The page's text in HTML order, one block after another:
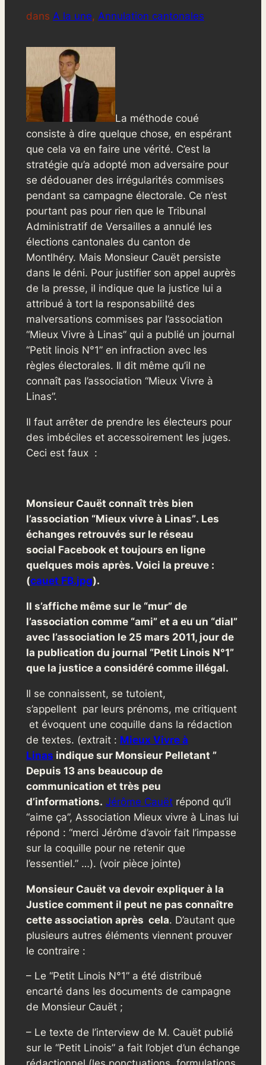
dans A la une, Annulation cantonales
La méthode coué
consiste à dire quelque chose, en espérant
que cela va en faire une vérité. C’est la
stratégie qu’a adopté mon adversaire pour
se dédouaner des irrégularités commises
pendant sa campagne électorale. Ce n’est
pourtant pas pour rien que le Tribunal
Administratif de Versailles a annulé les
élections cantonales du canton de
Montlhéry. Mais Monsieur Cauët persiste
dans le déni. Pour justifier son appel auprès
de la presse, il indique que la justice lui a
attribué à tort la responsabilité des
malversations commises par l’association
“Mieux Vivre à Linas” qui a publié un journal
“Petit linois N°1” en infraction avec les
règles électorales. Il dit même qu’il ne
connaît pas l’association “Mieux Vivre à
Linas”.
Il faut arrêter de prendre les électeurs pour
des imbéciles et accessoirement les juges.
Ceci est faux :
Monsieur Cauët connaît très bien
l’association “Mieux vivre à Linas”. Les
échanges retrouvés sur le réseau
social Facebook et toujours en ligne
quelques mois après. Voici la preuve :
(cauet FB.jpg).
Il s’affiche même sur le “mur” de
l’association comme “ami” et a eu un “dial”
avec l’association le 25 mars 2011, jour de
la publication du journal “Petit Linois N°1”
que la justice a considéré comme illégal.
Il se connaissent, se tutoient,
s’appellent par leurs prénoms, me critiquent
et évoquent une coquille dans la rédaction
de textes. (extrait : Mieux Vivre à
Linas indique sur Monsieur Pelletant ”
Depuis 13 ans beaucoup de
communication et très peu
d’informations. Jérôme Cauëtrépond qu’il
“aime ça”, Association Mieux vivre à Linas lui
répond : “merci Jérôme d’avoir fait l’impasse
sur la coquille pour ne retenir que
l’essentiel.” …). (voir pièce jointe)
Monsieur Cauët va devoir expliquer à la
Justice comment il peut ne pas connaître
cette association après cela. D’autant que
plusieurs autres éléments viennent prouver
le contraire :
– Le “Petit Linois N°1” a été distribué
encarté dans les documents de campagne
de Monsieur Cauët ;
– Le texte de l’interview de M. Cauët publié
sur le “Petit Linois” a fait l’objet d’un échange